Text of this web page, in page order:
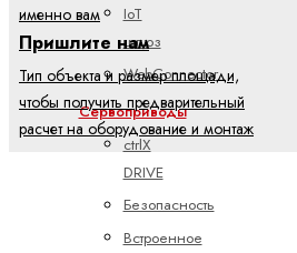
IoT
шлюз
WebConnector
Сервоприводы
ctrlX
DRIVE
Безопасность
Встроенное
именно вам
Пришлите нам
Тип объекта и размер площади,
чтобы получить предварительный
расчет на оборудование и монтаж